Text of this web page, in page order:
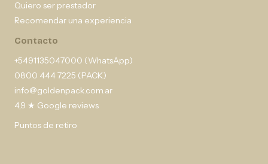
Quiero ser prestador
Recomendar una experiencia
Contacto
+5491135047000 (WhatsApp)
0800 444 7225 (PACK)
info@goldenpack.com.ar
4,9 ★ Google reviews
Puntos de retiro